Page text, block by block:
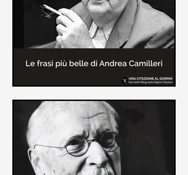
Le frasi più belle di Andrea
Camilleri
In questa sezione sono raccolte le
frasi più belle di Andrea Camilleri, il
creatore dei libri sulle vicende del